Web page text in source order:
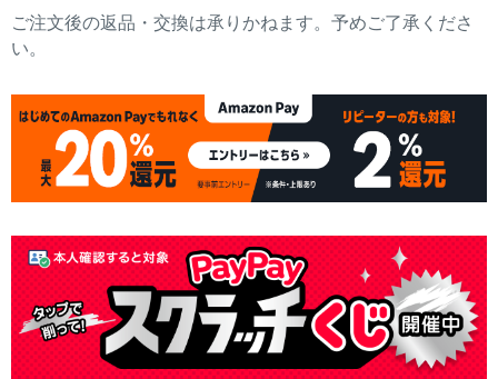
ご注文後の返品・交換は承りかねます。予めご了承くださ
い。